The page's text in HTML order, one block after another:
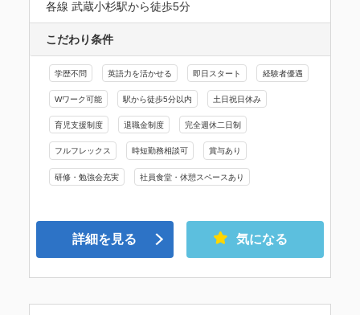
各線 武蔵小杉駅から徒歩5分
こだわり条件
学歴不問 英語力を活かせる 即日スタート 経験者優遇
Wワーク可能 駅から徒歩5分以内 土日祝日休み
育児支援制度 退職金制度 完全週休二日制
フルフレックス 時短勤務相談可 賞与あり
研修・勉強会充実 社員食堂・休憩スペースあり
詳細を見る 気になる